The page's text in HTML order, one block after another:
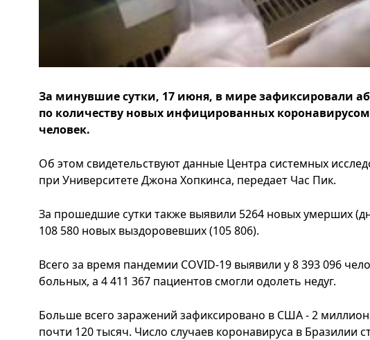
За минувшие сутки, 17 июня, в мире зафиксировали
по количеству новых инфицированных коронавирусом
человек.
Об этом свидетельствуют данные Центра системных
при Университете Джона Хопкинса, передает Час Пик.
За прошедшие сутки также выявили 5264 новых умерших
108 580 новых выздоровевших (105 806).
Всего за время пандемии COVID-19 выявили у 8 393 096
больных, а 4 411 367 пациентов смогли одолеть недуг.
Больше всего заражений зафиксировано в США - 2
почти 120 тысяч. Число случаев коронавируса в Бразилии